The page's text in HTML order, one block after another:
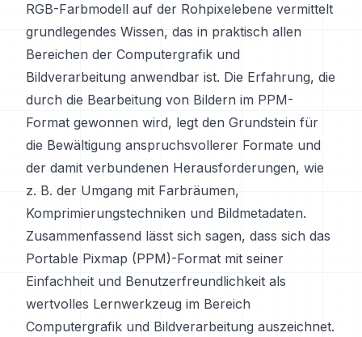
RGB-Farbmodell auf der Rohpixelebene vermittelt
grundlegendes Wissen, das in praktisch allen
Bereichen der Computergrafik und
Bildverarbeitung anwendbar ist. Die Erfahrung, die
durch die Bearbeitung von Bildern im PPM-
Format gewonnen wird, legt den Grundstein für
die Bewältigung anspruchsvollerer Formate und
der damit verbundenen Herausforderungen, wie
z. B. der Umgang mit Farbräumen,
Komprimierungstechniken und Bildmetadaten.
Zusammenfassend lässt sich sagen, dass sich das
Portable Pixmap (PPM)-Format mit seiner
Einfachheit und Benutzerfreundlichkeit als
wertvolles Lernwerkzeug im Bereich
Computergrafik und Bildverarbeitung auszeichnet.